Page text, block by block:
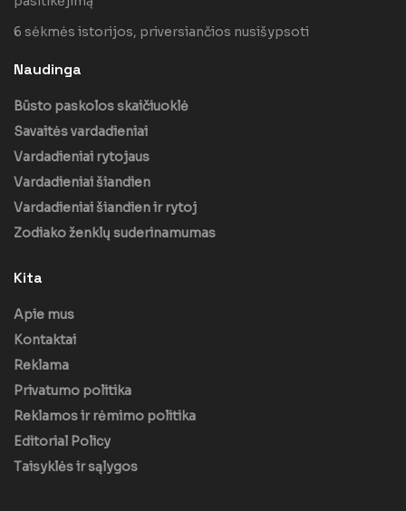
6 sėkmės istorijos, priversiančios nusišypsoti
Naudinga
Būsto paskolos skaičiuoklė
Savaitės vardadieniai
Vardadieniai rytojaus
Vardadieniai šiandien
Vardadieniai šiandien ir rytoj
Zodiako ženklų suderinamumas
Kita
Apie mus
Kontaktai
Reklama
Privatumo politika
Reklamos ir rėmimo politika
Editorial Policy
Taisyklės ir sąlygos